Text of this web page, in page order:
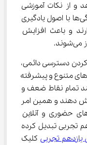
و از نکات آموزشی
معلم یادداشت‌برداری نماید. این ویژگی‌ها با اصول یادگیری
مطابقت دارند و باعث افزایش
کردن دسترسی دائمی،
هزینه مناسب، ساختار علمی و روش‌های متنوع و پیشرفته
هستند که می‌توانند تمام نقاط ضعف و
پوشش دهند و همین امر
را به راه حلی فراتر از کلاس‌های حضوری و آنلاین
تجربی تبدیل کرده
تجربی کلیک